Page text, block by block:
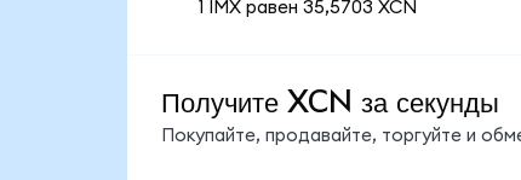
1 IMX равен 35,5703 XCN
Получите XCN за секунды
Покупайте, продавайте, торгуйте и